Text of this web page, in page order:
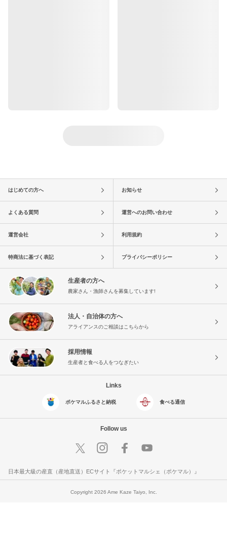
はじめての方へ お知らせ
よくある質問 運営へのお問い合わせ
運営会社 利用規約
特商法に基づく表記 プライバシーポリシー
生産者の方へ
農家さん・漁師さんを募集しています!
法人・自治体の方へ
アライアンスのご相談はこちらから
採用情報
生産者と食べる人をつなぎたい
Links
ポケマルふるさと納税 食べる通信
Follow us
日本最大級の産直（産地直送）ECサイト『ポケットマルシェ（ポケマル）』
Copyright 2026 Ame Kaze Taiyo, Inc.